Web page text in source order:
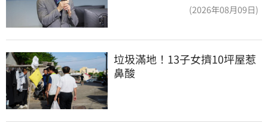
(2026年08月09日)
垃圾滿地！13子女擠10坪屋惹
鼻酸